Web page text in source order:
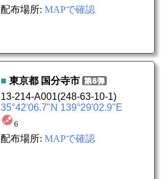
配布場所: MAPで確認
■ 東京都 国分寺市
13-214-A001(248-63-10-1)
35°42'06.7"N 139°29'02.9"E
6
配布場所: MAPで確認